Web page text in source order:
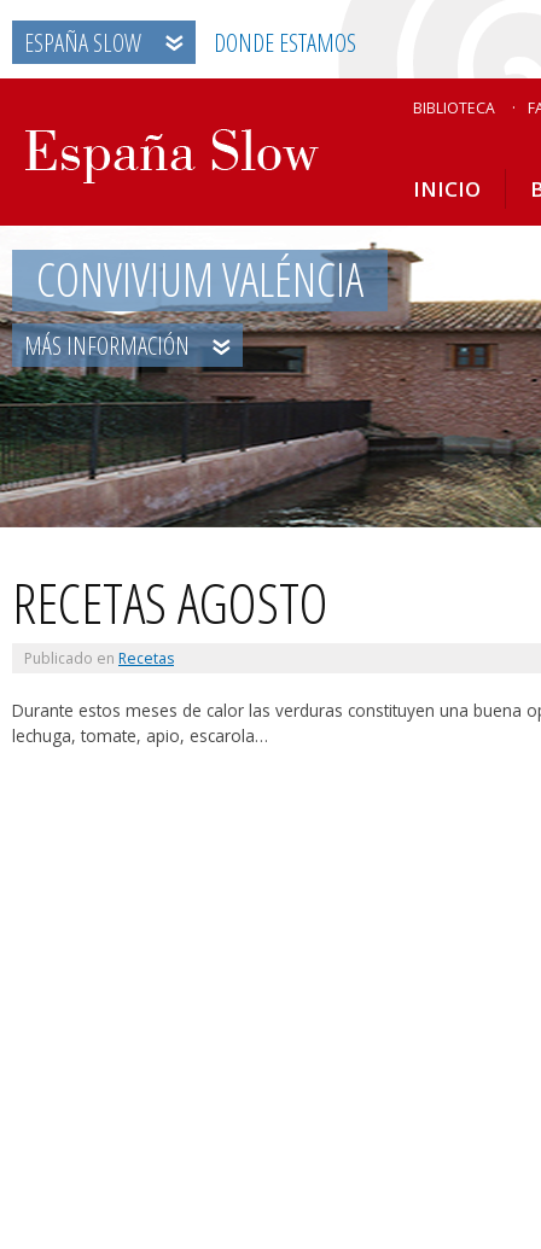
ESPAÑA SLOW DONDE ESTAMOS
BIBLIOTECA
INICIO
CONVIVIUM VALÉNCIA
MÁS INFORMACIÓN
RECETAS AGOSTO
Publicado en Recetas
Durante estos meses de calor las verduras constituyen una buena
lechuga, tomate, apio, escarola…